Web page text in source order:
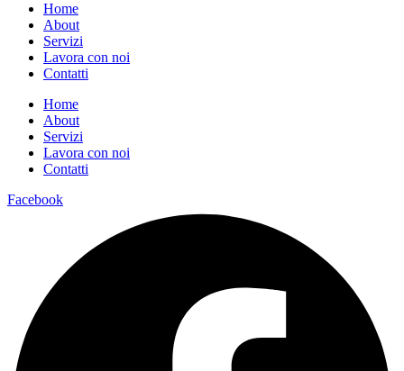
Home
About
Servizi
Lavora con noi
Contatti
Home
About
Servizi
Lavora con noi
Contatti
Facebook